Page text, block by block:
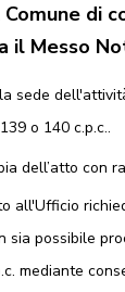
di
il Messo
sede
o 140 c.p.c..
dell’atto con
all'Ufficio
sia possibile
mediante